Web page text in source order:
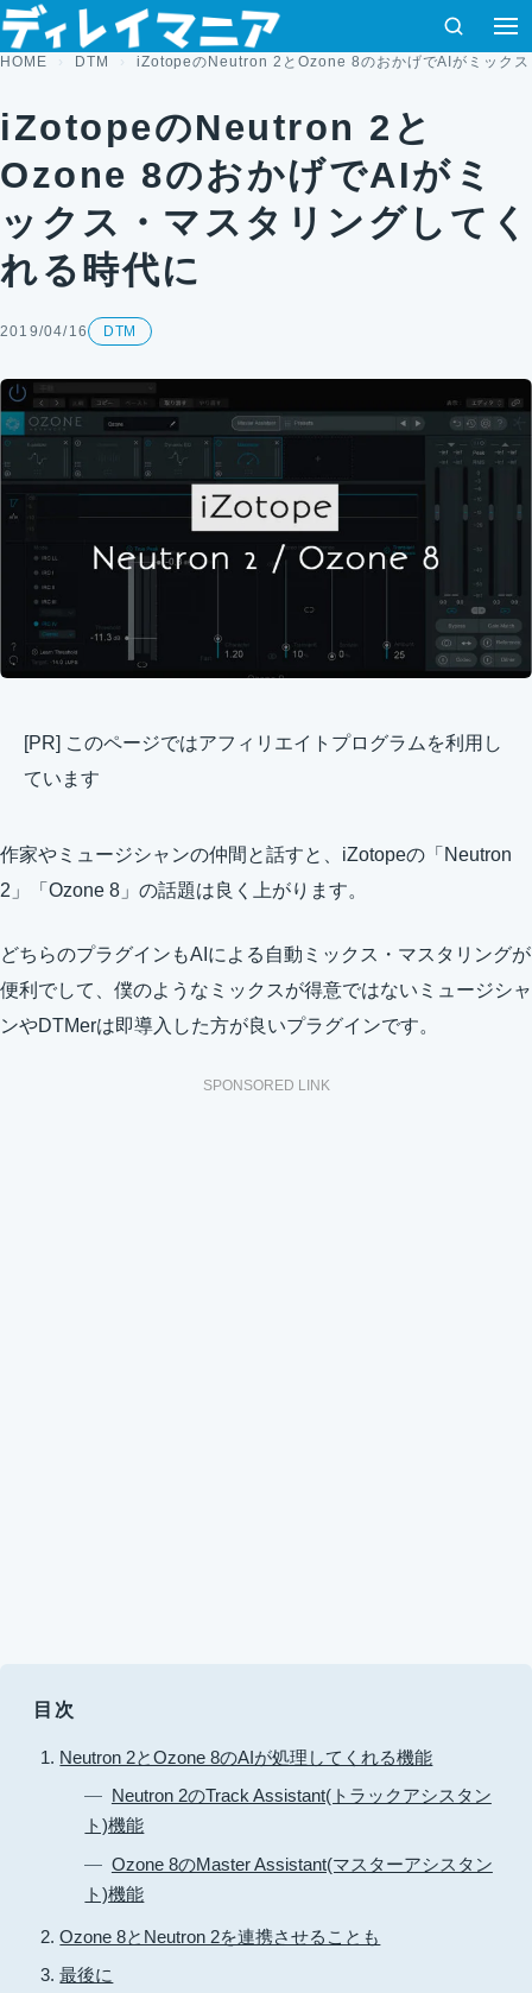
コンテンツへスキップ
検索
HOME DTM iZotopeのNeutron 2とOzone 8のおかげでAIがミックス
iZotopeのNeutron 2と
Ozone 8のおかげでAIがミ
ックス・マスタリングしてく
れる時代に
2019/04/16 DTM
[PR] このページではアフィリエイトプログラムを利用し
ています
作家やミュージシャンの仲間と話すと、iZotopeの「Neutron
2」「Ozone 8」の話題は良く上がります。
どちらのプラグインもAIによる自動ミックス・マスタリングが
便利でして、僕のようなミックスが得意ではないミュージシャ
ンやDTMerは即導入した方が良いプラグインです。
SPONSORED LINK
目次
Neutron 2とOzone 8のAIが処理してくれる機能
Neutron 2のTrack Assistant(トラックアシスタン
ト)機能
Ozone 8のMaster Assistant(マスターアシスタン
ト)機能
Ozone 8とNeutron 2を連携させることも
最後に